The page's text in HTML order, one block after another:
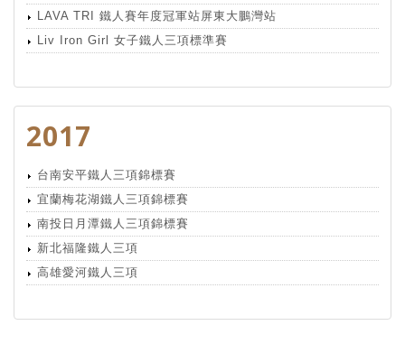
LAVA TRI 鐵人賽年度冠軍站屏東大鵬灣站
Liv Iron Girl 女子鐵人三項標準賽
2017
台南安平鐵人三項錦標賽
宜蘭梅花湖鐵人三項錦標賽
南投日月潭鐵人三項錦標賽
新北福隆鐵人三項
高雄愛河鐵人三項